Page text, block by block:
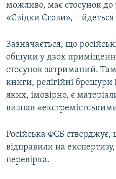
можливо, має стосунок до
«Свідки Єгови», –
Зазначається, що
обшуки у двох
стосунок затриманий. Там
книги, релігійні
яких, імовірно, є
визнав
Російська ФСБ
відправили на
перевірка.